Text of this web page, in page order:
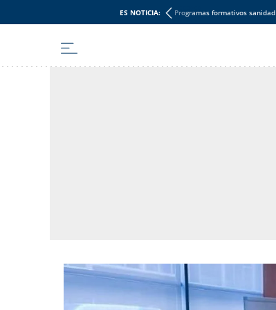
ES NOTICIA: Programas formativos sanidad